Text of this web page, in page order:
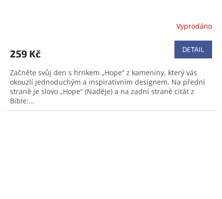
Vyprodáno
259 Kč DETAIL
Začněte svůj den s hrnkem „Hope“ z kameniny, který vás
okouzlí jednoduchým a inspirativním designem. Na přední
straně je slovo „Hope“ (Naděje) a na zadní straně citát z
Bible:...